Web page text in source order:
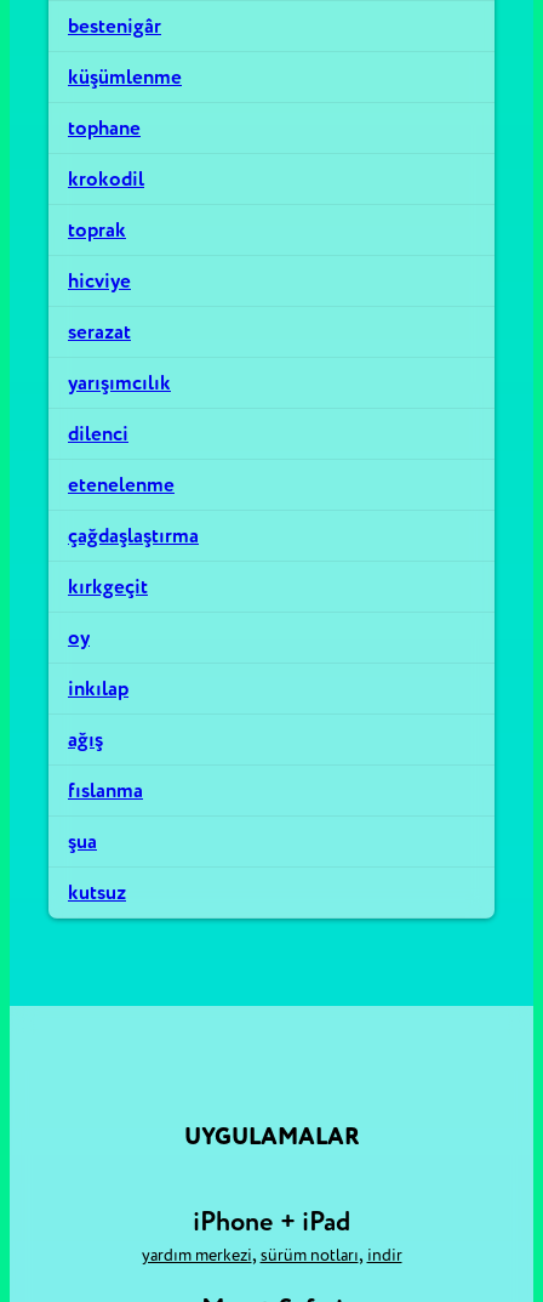
bestenigâr
küşümlenme
tophane
krokodil
toprak
hicviye
serazat
yarışımcılık
dilenci
etenelenme
çağdaşlaştırma
kırkgeçit
oy
inkılap
ağış
fıslanma
şua
kutsuz
UYGULAMALAR
iPhone + iPad
yardım merkezi, sürüm notları, i̇ndir